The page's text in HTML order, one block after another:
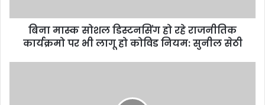
बिना मास्क सोशल डिस्टनसिंग हो रहे राजनीतिक
कार्यक्रमो पर भी लागू हो कोविड नियम: सुनील सेठी